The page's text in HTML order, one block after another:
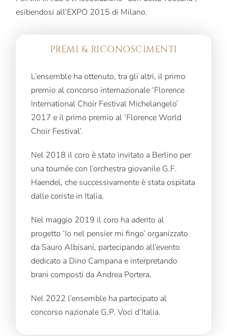
esibendosi all’EXPO 2015 di Milano.
PREMI & RICONOSCIMENTI
L’ensemble ha ottenuto, tra gli altri, il primo
premio al concorso internazionale ‘Florence
International Choir Festival Michelangelo’
2017 e il primo premio al ‘Florence World
Choir Festival’.
Nel 2018 il coro è stato invitato a Berlino per
una tournée con l’orchestra giovanile G.F.
Haendel, che successivamente è stata ospitata
dalle coriste in Italia.
Nel maggio 2019 il coro ha aderito al
progetto ‘Io nel pensier mi fingo’ organizzato
da Sauro Albisani, partecipando all’evento
dedicato a Dino Campana e interpretando
brani composti da Andrea Portera.
Nel 2022 l’ensemble ha partecipato al
concorso nazionale G.P. Voci d’Italia.